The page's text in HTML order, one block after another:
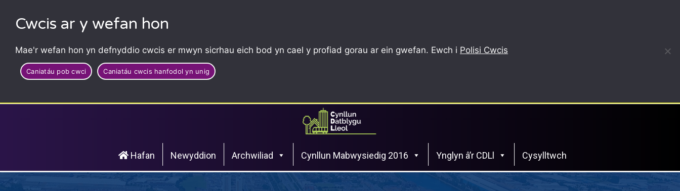
Cwcis ar y wefan hon
Mae'r wefan hon yn defnyddio cwcis er mwyn sicrhau eich bod yn cael y profiad gorau ar ein gwefan. Ewch i Polisi Cwcis
Caniatáu pob cwci Caniatáu cwcis hanfodol yn unig
Hafan Newyddion Archwiliad Cynllun Mabwysiedig 2016 Ynglyn â’r CDLl Cysylltwch